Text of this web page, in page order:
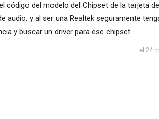
código del modelo del Chipset de la tarjeta de
audio, y al ser una Realtek seguramente
y buscar un driver para ese chipset.
el 24